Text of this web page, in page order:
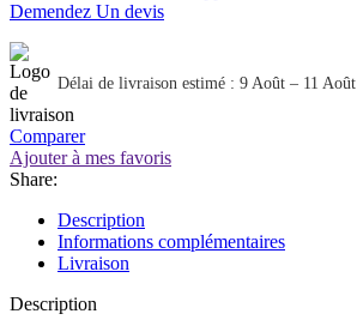
Demendez Un devis
Délai de livraison estimé : 9 Août – 11 Août
Comparer
Ajouter à mes favoris
Share:
Description
Informations complémentaires
Livraison
Description